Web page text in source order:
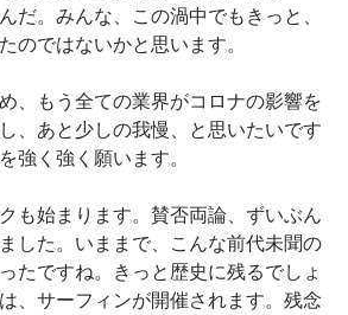
だ。みんな、この渦中でもきっと、
のではないかと思います。
、もう全ての業界がコロナの影響を
、あと少しの我慢、と思いたいです
強く強く願います。
も始まります。賛否両論、ずいぶん
した。いままで、こんな前代未聞の
たですね。きっと歴史に残るでしょ
、サーフィンが開催されます。残念